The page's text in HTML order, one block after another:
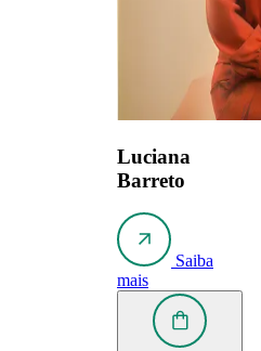
Luciana
Barreto
Saiba
mais